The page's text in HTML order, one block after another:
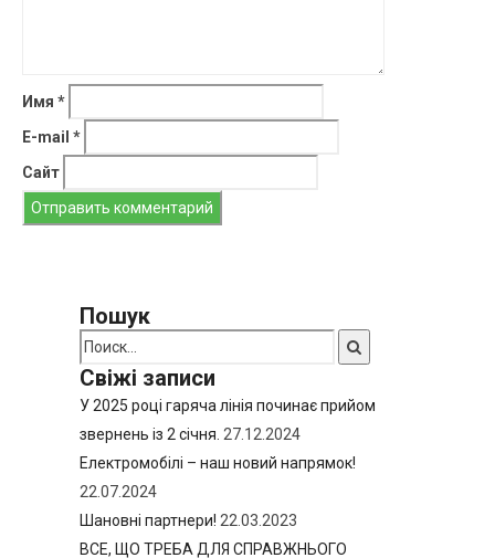
Имя *
E-mail *
Сайт
Пошук
Свіжі записи
У 2025 році гаряча лінія починає прийом
звернень із 2 січня. 27.12.2024
Електромобілі – наш новий напрямок!
22.07.2024
Шановні партнери! 22.03.2023
ВСЕ, ЩО ТРЕБА ДЛЯ СПРАВЖНЬОГО